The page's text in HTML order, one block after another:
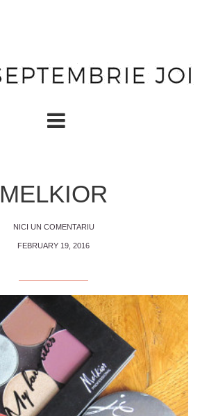
MELKIOR
NICI UN COMENTARIU
FEBRUARY 19, 2016